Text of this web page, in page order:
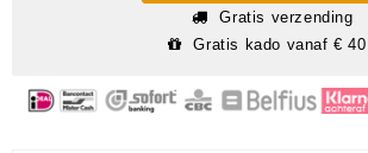
Gratis verzending
Gratis kado vanaf €